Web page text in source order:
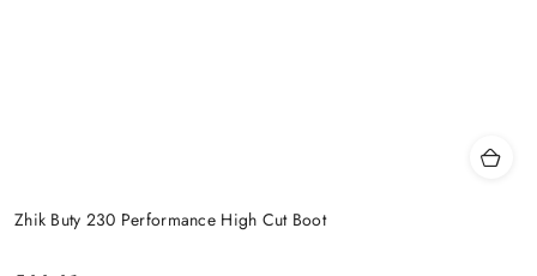
Zhik Buty 230 Performance High Cut Boot